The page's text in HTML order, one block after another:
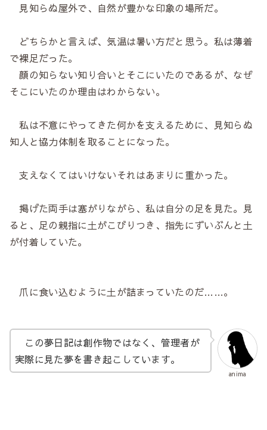
見知らぬ屋外で、自然が豊かな印象の場所だ。
どちらかと言えば、気温は暑い方だと思う。私は薄着
で裸足だった。
顔の知らない知り合いとそこにいたのであるが、なぜ
そこにいたのか理由はわからない。
私は不意にやってきた何かを支えるために、見知らぬ
知人と協力体制を取ることになった。
支えなくてはいけないそれはあまりに重かった。
掲げた両手は塞がりながら、私は自分の足を見た。見
ると、足の親指に土がこびりつき、指先にずいぶんと土
が付着していた。
爪に食い込むように土が詰まっていたのだ……。
anima
この夢日記は創作物ではなく、管理者が
実際に見た夢を書き起こしています。